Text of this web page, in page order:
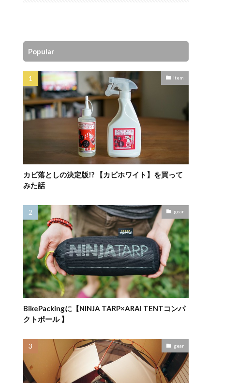
Popular
item
カビ落としの決定版!? 【カビホワイト】を買って
みた話
gear
BikePackingに【NINJA TARP×ARAI TENTコンパ
クトポール 】
gear